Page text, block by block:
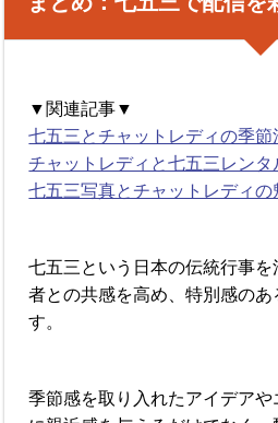
▼関連記事▼
七五三とチャットレディの季節
チャットレディと七五三レンタ
七五三写真とチャットレディ
七五三という日本の伝統行事
者との共感を高め、特別感のあ
す。
季節感を取り入れたアイデア